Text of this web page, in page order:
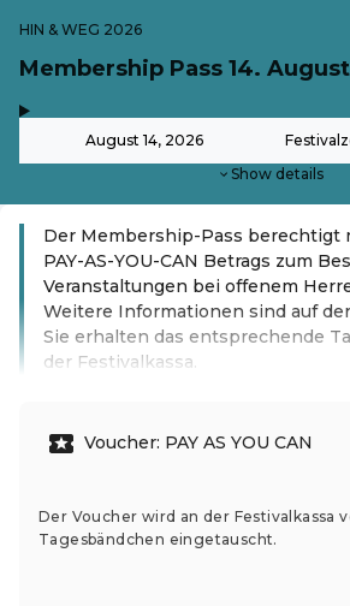
HIN & WEG 2026
Membership Pass 14. August
August 14, 2026
Show details
Der Membership-Pass berechtigt
PAY-AS-YOU-CAN Betrags zum
Veranstaltungen bei offenem
Weitere Informationen sind auf
Sie erhalten das entsprechende
der Festivalkassa.
Voucher: PAY AS YOU CAN
Der Voucher wird an der Festivalkassa
Tagesbändchen eingetauscht.